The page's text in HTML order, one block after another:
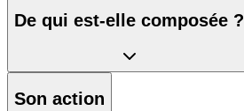
De qui est-elle composée ?
Son action